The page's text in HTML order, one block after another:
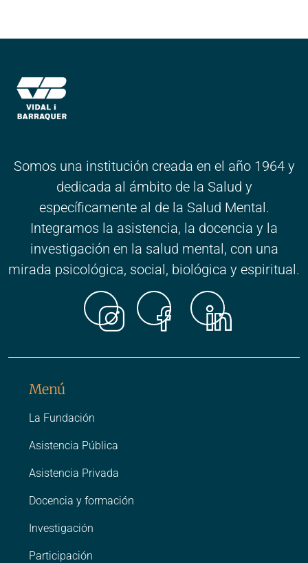
Somos una institución creada en el año 1964 y
dedicada al ámbito de la Salud y
específicamente al de la Salud Mental.
Integramos la asistencia, la docencia y la
investigación en la salud mental, con una
mirada psicológica, social, biológica y espiritual.
Menú
La Fundación
Asistencia Pública
Asistencia Privada
Docencia y formación
Investigación
Participación